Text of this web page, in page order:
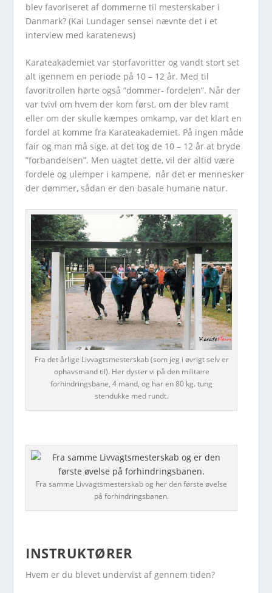
blev favoriseret af dommerne til mesterskaber i
Danmark? (Kai Lundager sensei nævnte det i et
interview med karatenews)
Karateakademiet var storfavoritter og vandt stort set
alt igennem en periode på 10 – 12 år. Med til
favoritrollen hørte også ”dommer- fordelen”. Når der
var tvivl om hvem der kom først, om der blev ramt
eller om der skulle kæmpes omkamp, var det klart en
fordel at komme fra Karateakademiet. På ingen måde
fair og man må sige, at det tog de 10 – 12 år at bryde
”forbandelsen”. Men uagtet dette, vil der altid være
fordele og ulemper i kampene, når det er mennesker
der dømmer, sådan er den basale humane natur.
Fra det årlige Livvagtsmesterskab (som jeg i øvrigt selv er
ophavsmand til). Her dyster vi på den militære
forhindringsbane, 4 mand, og har en 80 kg. tung
stendukke med rundt.
Fra samme Livvagtsmesterskab og her den første øvelse
på forhindringsbanen.
INSTRUKTØRER
Hvem er du blevet undervist af gennem tiden?